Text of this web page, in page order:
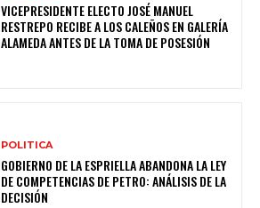
VICEPRESIDENTE ELECTO JOSÉ MANUEL
RESTREPO RECIBE A LOS CALEÑOS EN GALERÍA
ALAMEDA ANTES DE LA TOMA DE POSESIÓN
POLITICA
GOBIERNO DE LA ESPRIELLA ABANDONA LA LEY
DE COMPETENCIAS DE PETRO: ANÁLISIS DE LA
DECISIÓN